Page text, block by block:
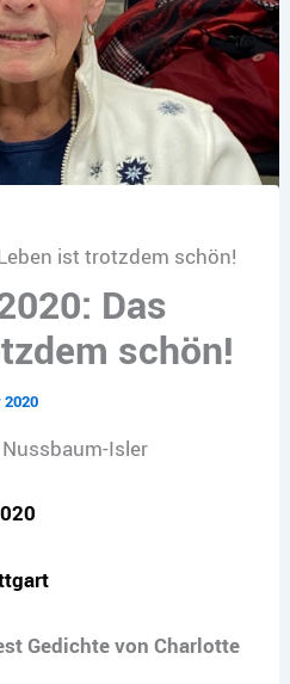
ist trotzdem schön!
Das
schön!
2020
Isler
Gedichte von Charlotte